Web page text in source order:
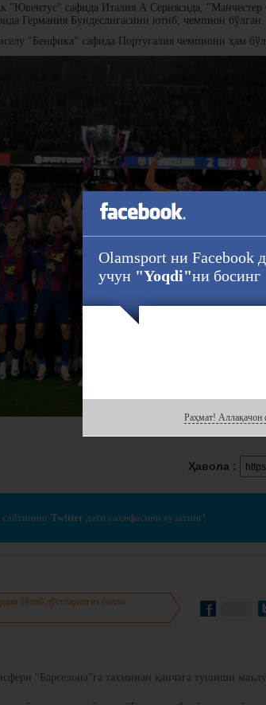
"Ювентус" сафида Италия А Сериясида,
Германия Бундеслигасини ютиб, чемпион бўлган.
"Бенфика" сафида Португалия чемпиони ҳам
Ҳавола :
Twitter даги саҳифасини кузатинг!
бўлиб дўстларингиз билан
"Барселона"га тахминан қанчага тушиши
Olamsport ни Facebook
учун "Yoqdi"ни босинг
Раҳмат! Аллақачон